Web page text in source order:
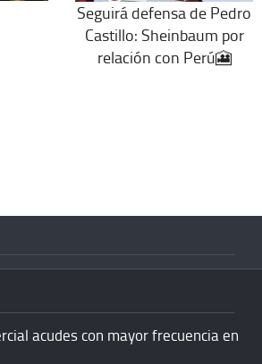
Seguirá defensa de Pedro
Castillo: Sheinbaum por
relación con Perú🎦
acudes con mayor frecuencia en